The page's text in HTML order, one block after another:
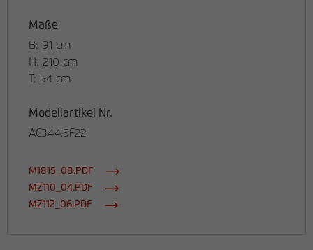
Maße
B: 91 cm
H: 210 cm
T: 54 cm
Modellartikel Nr.
AC344.5F22
M1815_08.PDF
MZ110_04.PDF
MZ112_06.PDF